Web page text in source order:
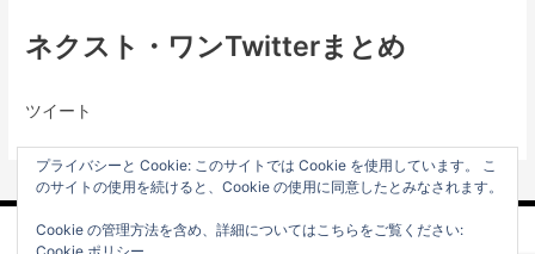
ネクスト・ワンTwitterまとめ
ツイート
プライバシーと Cookie: このサイトでは Cookie を使用しています。 こ
のサイトの使用を続けると、Cookie の使用に同意したとみなされます。
Cookie の管理方法を含め、詳細についてはこちらをご覧ください: